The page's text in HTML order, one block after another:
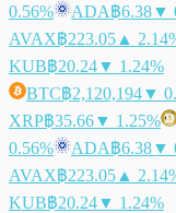
0.56%
ADA฿6.38▼
AVAX฿223.05 ▲
KUB฿20.24▼ 1.24%
BTC฿2,120,194▼
XRP฿35.66▼ 1.25%
0.56%
ADA฿6.38▼
AVAX฿223.05 ▲
KUB฿20.24▼ 1.24%